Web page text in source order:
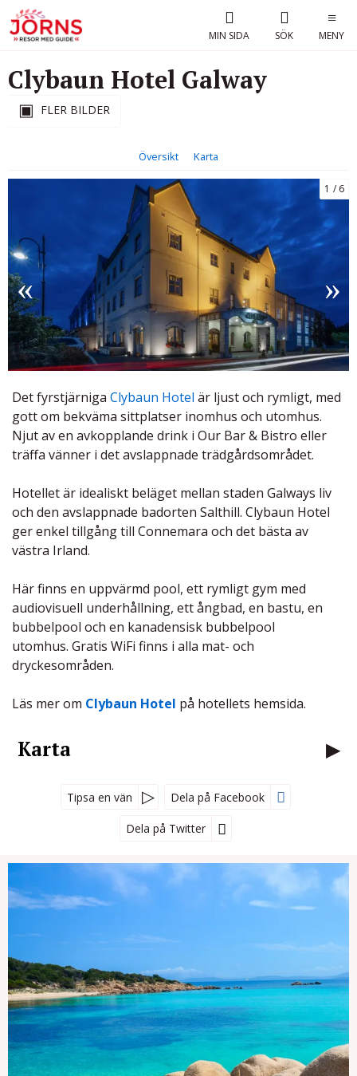
MIN SIDA SÖK MENY
Clybaun Hotel Galway
FLER BILDER
Översikt Karta
1 6
Det fyrstjärniga Clybaun Hotel är ljust och rymligt, med
gott om bekväma sittplatser inomhus och utomhus.
Njut av en avkopplande drink i Our Bar & Bistro eller
träffa vänner i det avslappnade trädgårdsområdet.
Hotellet är idealiskt beläget mellan staden Galways liv
och den avslappnade badorten Salthill. Clybaun Hotel
ger enkel tillgång till Connemara och det bästa av
västra Irland.
Här finns en uppvärmd pool, ett rymligt gym med
audiovisuell underhållning, ett ångbad, en bastu, en
bubbelpool och en kanadensisk bubbelpool
utomhus. Gratis WiFi finns i alla mat- och
dryckesområden.
Läs mer om Clybaun Hotel på hotellets hemsida.
Karta
Tipsa en vän Dela på Facebook
Dela på Twitter